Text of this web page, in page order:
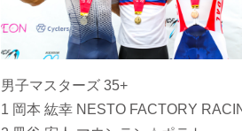
男子マスターズ 35+
1 岡本 紘幸 NESTO FACTORY